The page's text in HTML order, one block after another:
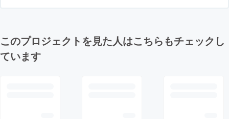
このプロジェクトを見た人はこちらもチェックし
ています